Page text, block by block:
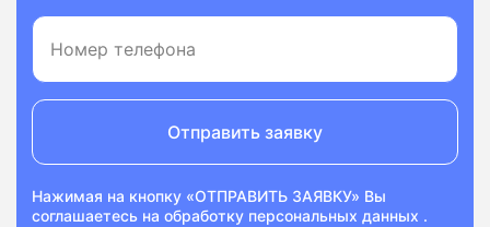
Отправить заявку
Нажимая на кнопку «ОТПРАВИТЬ ЗАЯВКУ» Вы
соглашаетесь на обработку персональных данных .